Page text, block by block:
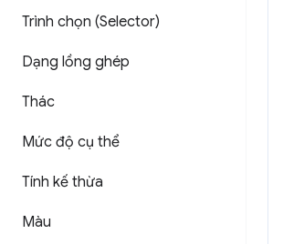
Trình chọn (Selector)
Dạng lồng ghép
Thác
Mức độ cụ thể
Tính kế thừa
Màu